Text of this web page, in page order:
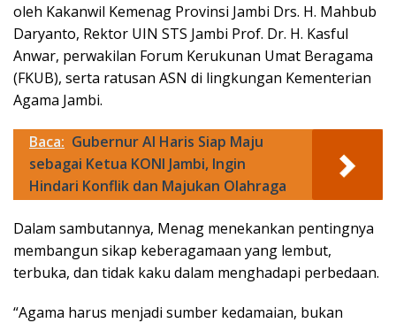
oleh Kakanwil Kemenag Provinsi Jambi Drs. H. Mahbub
Daryanto, Rektor UIN STS Jambi Prof. Dr. H. Kasful
Anwar, perwakilan Forum Kerukunan Umat Beragama
(FKUB), serta ratusan ASN di lingkungan Kementerian
Agama Jambi.
Baca: Gubernur Al Haris Siap Maju
sebagai Ketua KONI Jambi, Ingin
Hindari Konflik dan Majukan Olahraga
Dalam sambutannya, Menag menekankan pentingnya
membangun sikap keberagamaan yang lembut,
terbuka, dan tidak kaku dalam menghadapi perbedaan.
“Agama harus menjadi sumber kedamaian, bukan